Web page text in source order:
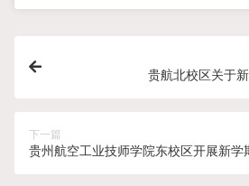
贵航北校区关于
下一篇
贵州航空工业技师学院东校区开展新学